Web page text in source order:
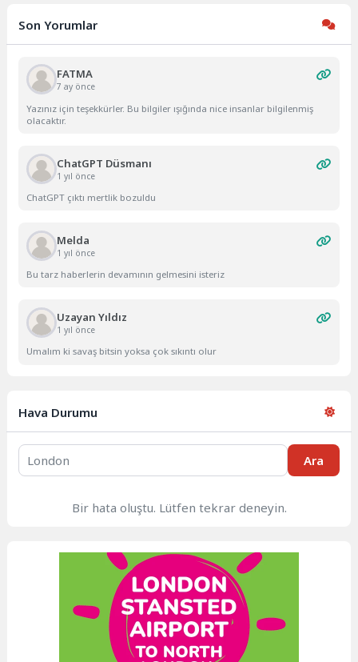
Son Yorumlar
FATMA
7 ay önce
Yazınız için teşekkürler. Bu bilgiler ışığında nice insanlar bilgilenmiş
olacaktır.
ChatGPT Düsmanı
1 yıl önce
ChatGPT çıktı mertlik bozuldu
Melda
1 yıl önce
Bu tarz haberlerin devamının gelmesini isteriz
Uzayan Yıldız
1 yıl önce
Umalım ki savaş bitsin yoksa çok sıkıntı olur
Hava Durumu
Ara
Bir hata oluştu. Lütfen tekrar deneyin.